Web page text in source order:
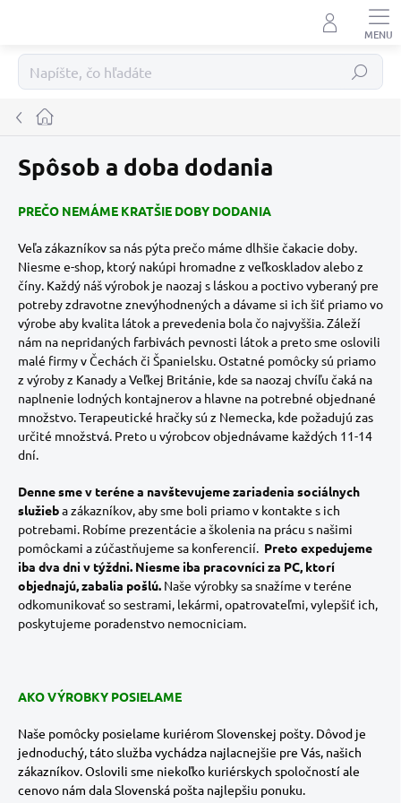
Hľadať
Domov
Spôsob a doba dodania
PREČO NEMÁME KRATŠIE DOBY DODANIA
Veľa zákazníkov sa nás pýta prečo máme dlhšie čakacie doby.
Niesme e-shop, ktorý nakúpi hromadne z veľkoskladov alebo z
číny. Každý náš výrobok je naozaj s láskou a poctivo vyberaný pre
potreby zdravotne znevýhodnených a dávame si ich šiť priamo vo
výrobe aby kvalita látok a prevedenia bola čo najvyššia. Záleží
nám na nepridaných farbivách pevnosti látok a preto sme oslovili
malé firmy v Čechách či Španielsku. Ostatné pomôcky sú priamo
z výroby z Kanady a Veľkej Británie, kde sa naozaj chvíľu čaká na
naplnenie lodných kontajnerov a hlavne na potrebné objednané
množstvo. Terapeutické hračky sú z Nemecka, kde požadujú zas
určité množstvá. Preto u výrobcov objednávame každých 11-14
dní.
Denne sme v teréne a navštevujeme zariadenia sociálnych
služieba zákazníkov, aby sme boli priamo v kontakte s ich
potrebami. Robíme prezentácie a školenia na prácu s našimi
pomôckami a zúčastňujeme sa konferencií. Preto expedujeme
iba dva dni v týždni. Niesme iba pracovníci za PC, ktorí
objednajú, zabalia pošlú. Naše výrobky sa snažíme v teréne
odkomunikovať so sestrami, lekármi, opatrovateľmi, vylepšiť ich,
poskytujeme poradenstvo nemocniciam.
AKO VÝROBKY POSIELAME
Naše pomôcky posielame kuriérom Slovenskej pošty. Dôvod je
jednoduchý, táto služba vychádza najlacnejšie pre Vás, našich
zákazníkov. Oslovili sme niekoľko kuriérskych spoločností ale
cenovo nám dala Slovenská pošta najlepšiu ponuku.